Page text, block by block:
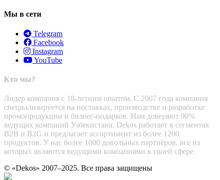
Мы в сети
Telegram
Facebook
Instagram
YouTube
Кто мы?
Лидер компания с 18-летним опытом. С 2007 года компания
специализируется на поставках, производстве и разработке
промопродукции и бизнес-подарков. Нам доверяют 90%
ведущих компаний Узбекистана. Dekos работает в сегментах
B2B и B2G и предлагает ассортимент из более 1200
продуктов. У нас более 1000 довольных партнёров, все из
которых являются ведущими компаниями в своей сфере.
© «Dekos» 2007–2025. Все права защищены